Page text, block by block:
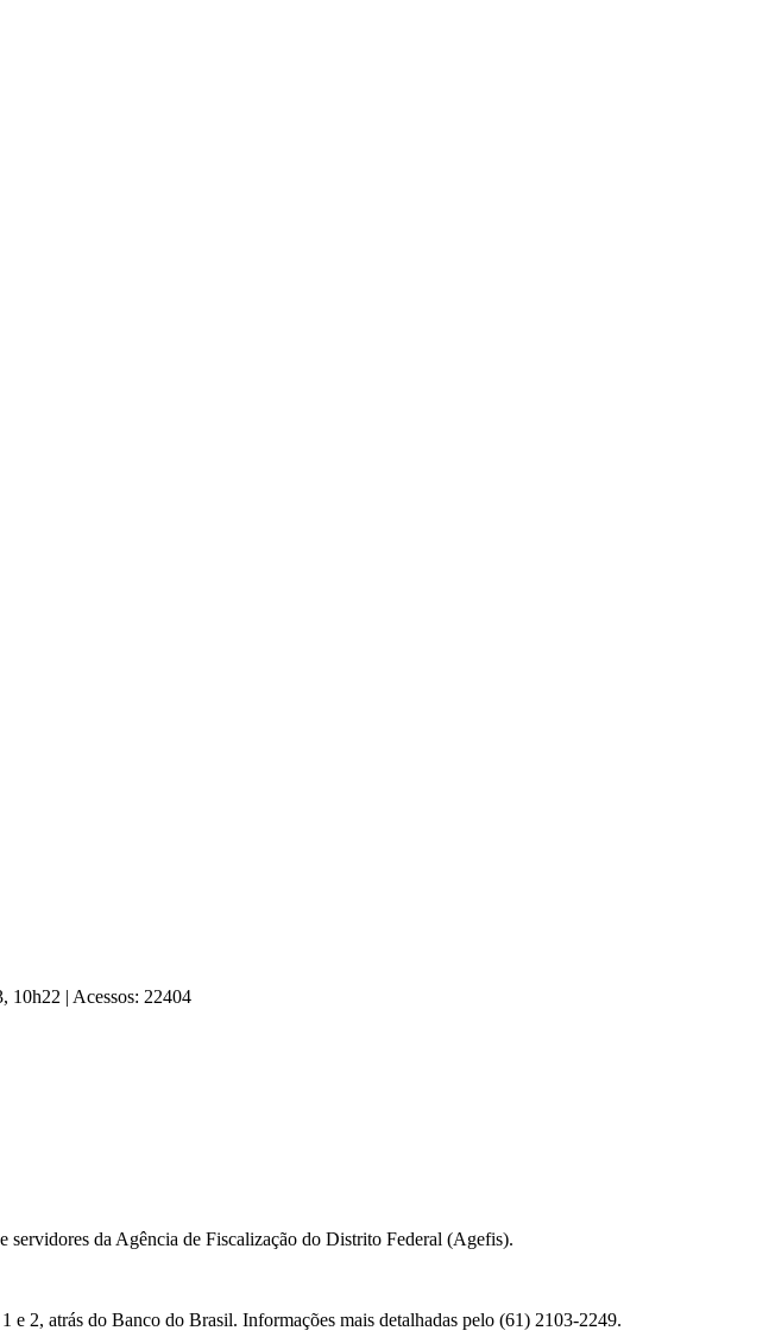
10h22 | Acessos: 22404
servidores da Agência de Fiscalização do Distrito Federal (Agefis).
2, atrás do Banco do Brasil. Informações mais detalhadas pelo (61) 2103-2249.